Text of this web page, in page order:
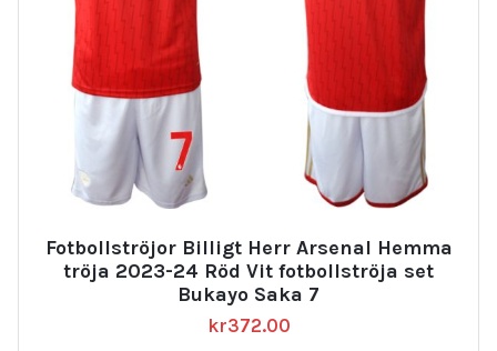
Fotbollströjor Billigt Herr Arsenal Hemma
tröja 2023-24 Röd Vit fotbollströja set
Bukayo Saka 7
kr372.00